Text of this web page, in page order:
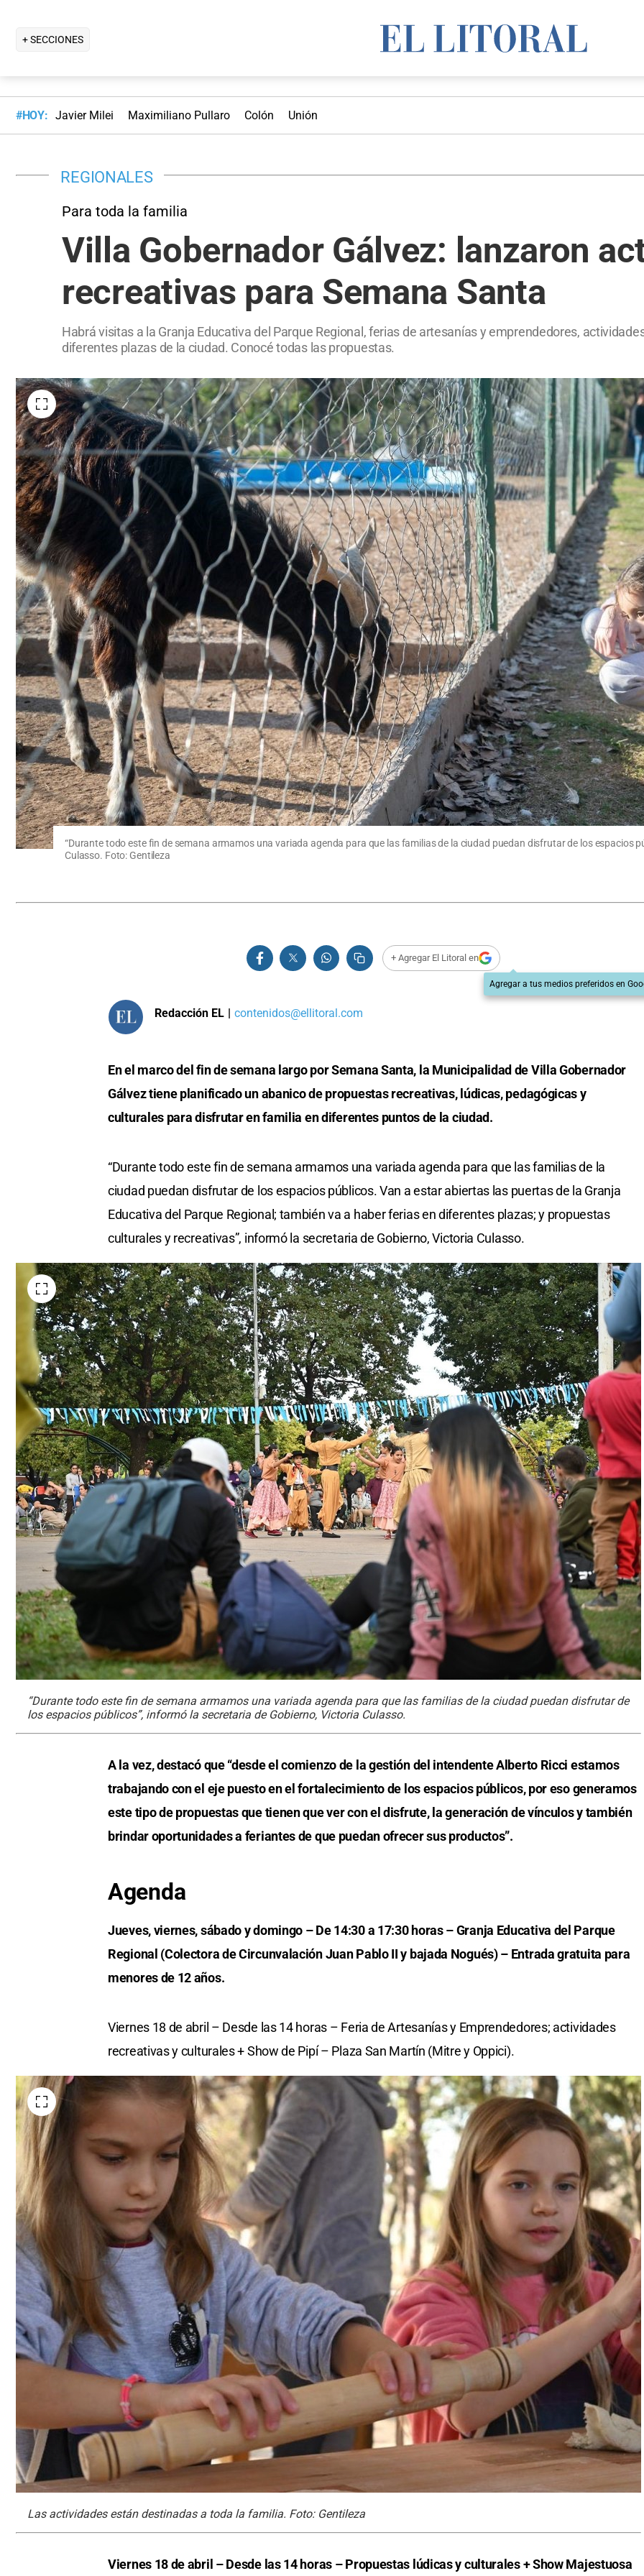
+ SECCIONES
#HOY: Javier Milei Maximiliano Pullaro Colón Unión
REGIONALES
Para toda la familia
Villa Gobernador Gálvez: lanzaron
recreativas para Semana Santa
Habrá visitas a la Granja Educativa del Parque Regional, ferias de artesanías y emprendedores,
diferentes plazas de la ciudad. Conocé todas las propuestas.
“Durante todo este fin de semana armamos una variada agenda para que las familias de la ciudad puedan disfrutar de los espacios
Culasso. Foto: Gentileza
+ Agregar El Litoral en
Agregar a tus medios preferidos en
Redacción EL | contenidos@ellitoral.com
En el marco del fin de semana largo por Semana Santa, la Municipalidad de Villa Gobernador
Gálvez tiene planificado un abanico de propuestas recreativas, lúdicas, pedagógicas y
culturales para disfrutar en familia en diferentes puntos de la ciudad.
“Durante todo este fin de semana armamos una variada agenda para que las familias de la
ciudad puedan disfrutar de los espacios públicos. Van a estar abiertas las puertas de la Granja
Educativa del Parque Regional; también va a haber ferias en diferentes plazas; y propuestas
culturales y recreativas”, informó la secretaria de Gobierno, Victoria Culasso.
“Durante todo este fin de semana armamos una variada agenda para que las familias de la ciudad puedan disfrutar de
los espacios públicos”, informó la secretaria de Gobierno, Victoria Culasso.
A la vez, destacó que “desde el comienzo de la gestión del intendente Alberto Ricci estamos
trabajando con el eje puesto en el fortalecimiento de los espacios públicos, por eso generamos
este tipo de propuestas que tienen que ver con el disfrute, la generación de vínculos y también
brindar oportunidades a feriantes de que puedan ofrecer sus productos”.
Agenda
Jueves, viernes, sábado y domingo – De 14:30 a 17:30 horas – Granja Educativa del Parque
Regional (Colectora de Circunvalación Juan Pablo II y bajada Nogués) – Entrada gratuita para
menores de 12 años.
Viernes 18 de abril – Desde las 14 horas – Feria de Artesanías y Emprendedores; actividades
recreativas y culturales + Show de Pipí – Plaza San Martín (Mitre y Oppici).
Las actividades están destinadas a toda la familia. Foto: Gentileza
Viernes 18 de abril – Desde las 14 horas – Propuestas lúdicas y culturales + Show Majestuosa